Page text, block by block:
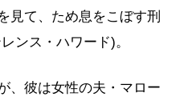
見て、ため息をこぼす刑
ンス・ハワード)。
、彼は女性の夫・マロー